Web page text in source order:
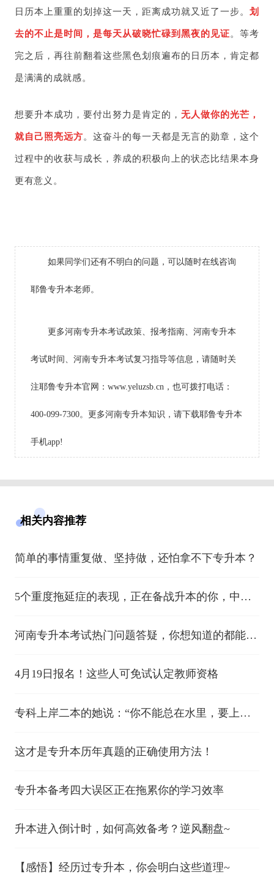
日历本上重重的划掉这一天， 距离成功就又近了一步。划
去的不止是时间，是每天从破晓忙碌到黑夜的见证。等考
完之后，再往前翻着这些黑色划痕遍布的日历本，肯定都
是满满的成就感。
想要升本成功，要付出努力是肯定的，无人做你的光芒，
就自己照亮远方。这奋斗的每一天都是无言的勋章，这个
过程中的收获与成长，养成的积极向上的状态比结果本身
更有意义。
如果同学们还有不明白的问题，可以随时在线咨询
耶鲁专升本老师。
更多河南专升本考试政策、报考指南、河南专升本
考试时间、河南专升本考试复习指导等信息，请随时关
注耶鲁专升本官网：www.yeluzsb.cn，也可拨打电话：
400-099-7300。更多河南专升本知识，请下载耶鲁专升本
手机app!
相关内容推荐
简单的事情重复做、坚持做，还怕拿不下专升本？
5个重度拖延症的表现，正在备战升本的你，中了
河南专升本考试热门问题答疑，你想知道的都能找
4月19日报名！这些人可免试认定教师资格
专科上岸二本的她说：“你不能总在水里，要上岸
这才是专升本历年真题的正确使用方法！
专升本备考四大误区正在拖累你的学习效率
升本进入倒计时，如何高效备考？逆风翻盘~
【感悟】经历过专升本，你会明白这些道理~